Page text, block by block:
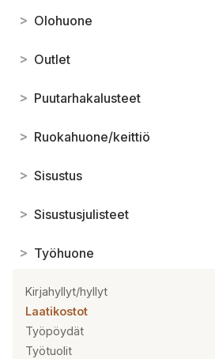
> Olohuone
> Outlet
> Puutarhakalusteet
> Ruokahuone/keittiö
> Sisustus
> Sisustusjulisteet
> Työhuone
Kirjahyllyt/hyllyt
Laatikostot
Työpöydät
Työtuolit